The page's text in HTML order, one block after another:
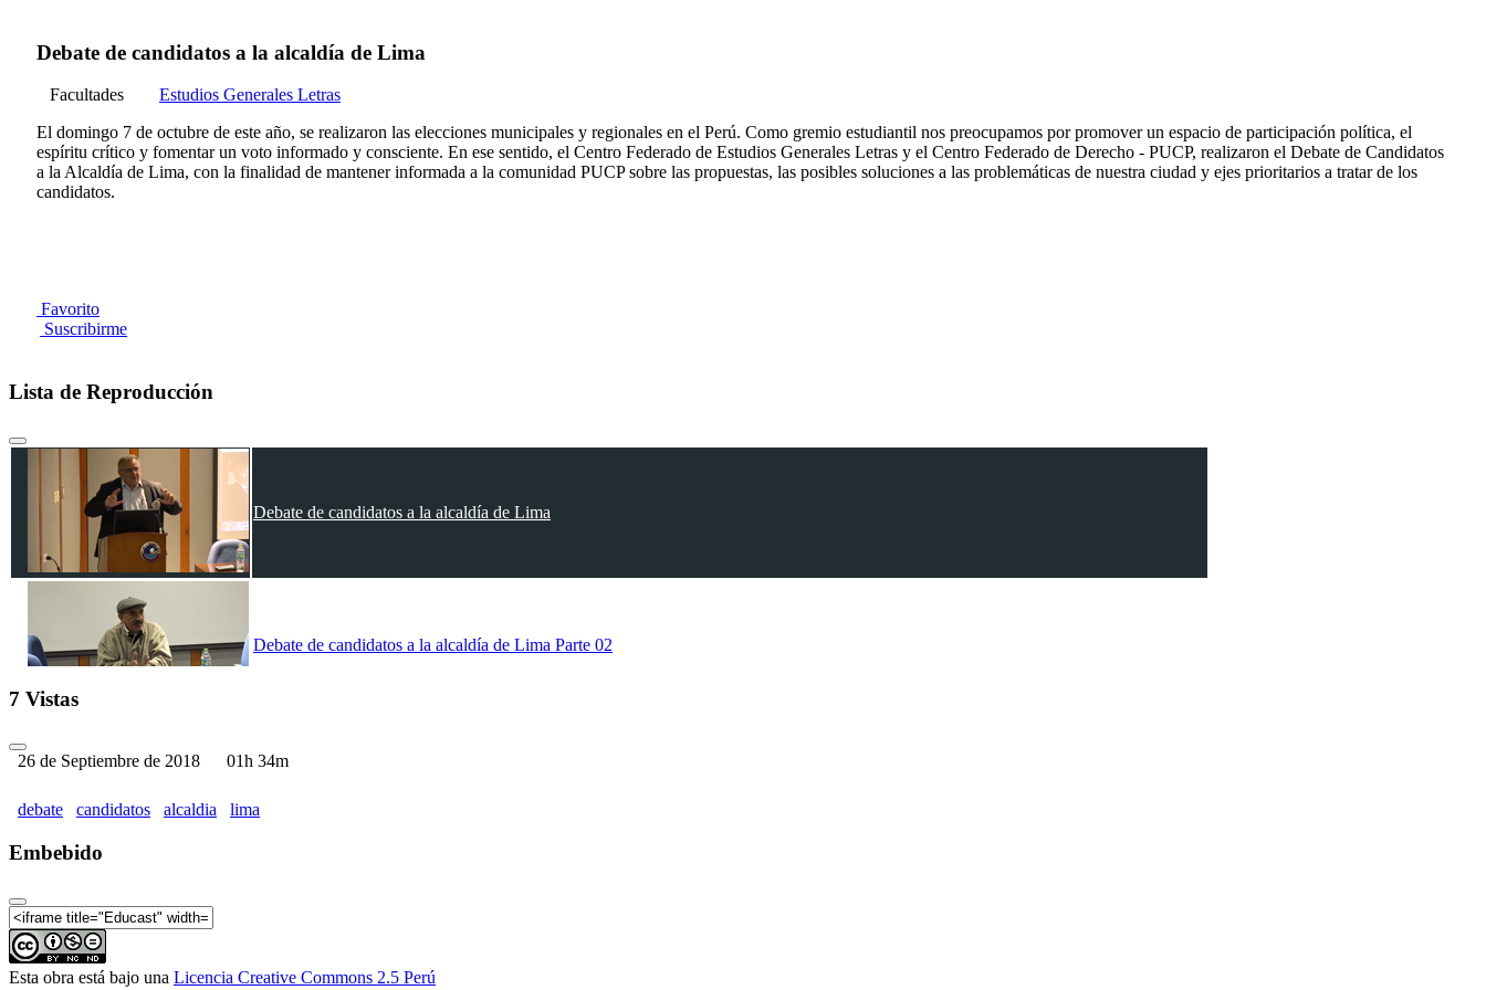
Debate de candidatos a la alcaldía de Lima
Facultades
Estudios Generales Letras
El domingo 7 de octubre de este año, se realizaron las elecciones municipales y regionales en el Perú. Como gremio estudiantil nos preocupamos por promover un espacio de participación política, el
espíritu crítico y fomentar un voto informado y consciente. En ese sentido, el Centro Federado de Estudios Generales Letras y el Centro Federado de Derecho - PUCP, realizaron el Debate de Candidatos
a la Alcaldía de Lima, con la finalidad de mantener informada a la comunidad PUCP sobre las propuestas, las posibles soluciones a las problemáticas de nuestra ciudad y ejes prioritarios a tratar de los
candidatos.
Favorito
Suscribirme
Lista de Reproducción
Debate de candidatos a la alcaldía de Lima
Debate de candidatos a la alcaldía de Lima Parte 02
7 Vistas
26 de Septiembre de 2018 01h 34m
debate candidatos alcaldia lima
Embebido
Esta obra está bajo una Licencia Creative Commons 2.5 Perú